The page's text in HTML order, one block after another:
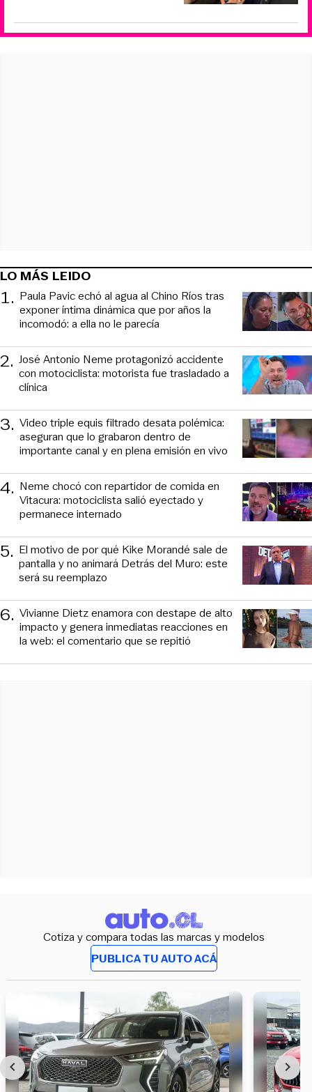
LO MÁS LEIDO
1. Paula Pavic echó al agua al Chino Ríos tras
exponer íntima dinámica que por años la
incomodó: a ella no le parecía
2. José Antonio Neme protagonizó accidente
con motociclista: motorista fue trasladado a
clínica
3. Video triple equis filtrado desata polémica:
aseguran que lo grabaron dentro de
importante canal y en plena emisión en vivo
4. Neme chocó con repartidor de comida en
Vitacura: motociclista salió eyectado y
permanece internado
5. El motivo de por qué Kike Morandé sale de
pantalla y no animará Detrás del Muro: este
será su reemplazo
6. Vivianne Dietz enamora con destape de alto
impacto y genera inmediatas reacciones en
la web: el comentario que se repitió
Cotiza y compara todas las marcas y modelos
PUBLICA TU AUTO ACÁ